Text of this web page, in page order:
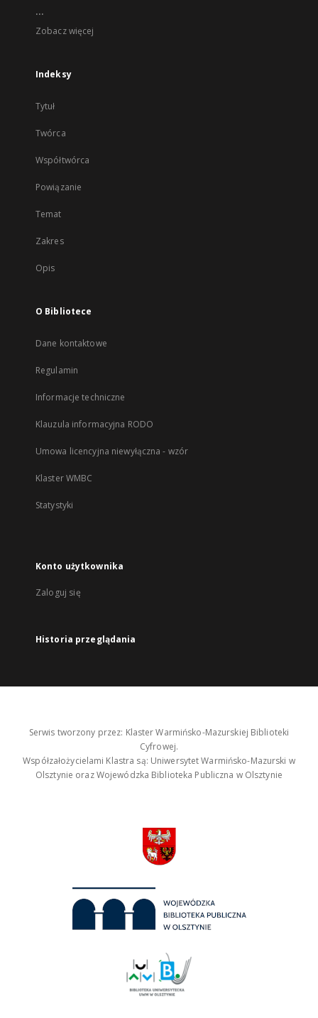
...
Zobacz więcej
Indeksy
Tytuł
Twórca
Współtwórca
Powiązanie
Temat
Zakres
Opis
O Bibliotece
Dane kontaktowe
Regulamin
Informacje techniczne
Klauzula informacyjna RODO
Umowa licencyjna niewyłączna - wzór
Klaster WMBC
Statystyki
Konto użytkownika
Zaloguj się
Historia przeglądania
Serwis tworzony przez: Klaster Warmińsko-Mazurskiej Biblioteki
Cyfrowej.
Współzałożycielami Klastra są: Uniwersytet Warmińsko-Mazurski w
Olsztynie oraz Wojewódzka Biblioteka Publiczna w Olsztynie